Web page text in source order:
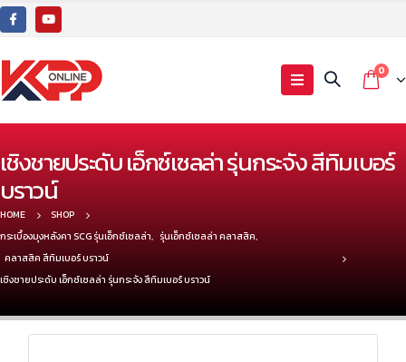
0
เชิงชายประดับ เอ็กซ์เซลล่า รุ่นกระจัง สีทิมเบอร์
บราวน์
HOME
SHOP
กระเบื้องมุงหลังคา SCG รุ่นเอ็กซ์เซลล่า, รุ่นเอ็กซ์เซลล่า คลาสสิค,
คลาสสิค สีทิมเบอร์ บราวน์
เชิงชายประดับ เอ็กซ์เซลล่า รุ่นกระจัง สีทิมเบอร์ บราวน์